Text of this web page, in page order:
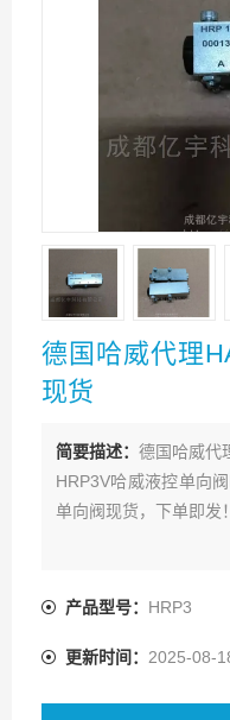
德国哈威代理
现货
简要描述： 德国哈威代
HRP3V哈威液控单向
单向阀现货，下单即发！
产品型号： HRP3
更新时间： 2025-08-